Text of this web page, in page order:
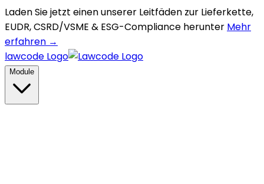
Laden Sie jetzt einen unserer Leitfäden zur Lieferkette,
EUDR, CSRD/VSME & ESG-Compliance herunter Mehr
erfahren →
lawcode Logo
Module